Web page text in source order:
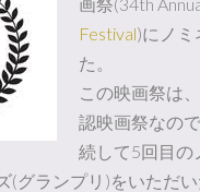
Festival)にノミ
た。
この映画祭は
認映画祭なの
続して5回目の
(グランプリ)をいただ